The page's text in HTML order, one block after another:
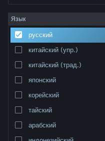
Информация
Поддержка
Изменить язык
Полная версия
Язык
русский
китайский (упр.)
китайский (трад.)
японский
корейский
тайский
арабский
Сортировать по